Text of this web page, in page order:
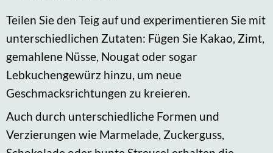
Teilen Sie den Teig auf und experimentieren Sie mit
unterschiedlichen Zutaten: Fügen Sie Kakao, Zimt,
gemahlene Nüsse, Nougat oder sogar
Lebkuchengewürz hinzu, um neue
Geschmacksrichtungen zu kreieren.
Auch durch unterschiedliche Formen und
Verzierungen wie Marmelade, Zuckerguss,